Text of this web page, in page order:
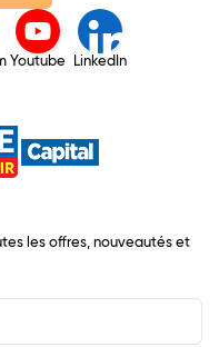
Youtube LinkedIn
les offres, nouveautés et